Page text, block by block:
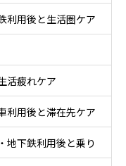
利用後と生活圏ケア
活疲れケア
利用後と滞在先ケア
地下鉄利用後と乗り